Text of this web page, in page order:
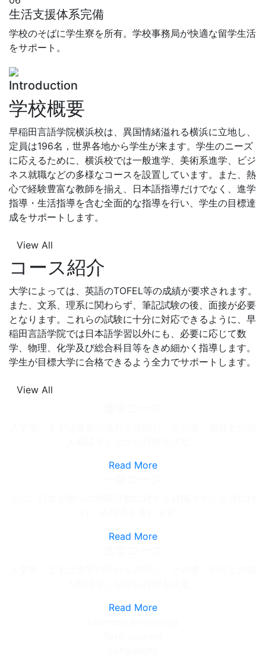
生活支援体系完備
学校のそばに学生寮を所有。学校事務局が快適な留学生活
をサポート。
Introduction
学校概要
早稲田言語学院横浜校は、異国情緒溢れる横浜に立地し、
定員は196名，世界各地から学生が来ます。学生のニーズ
に応えるために、横浜校では一般進学、美術系進学、ビジ
ネス就職などの多様なコースを設置しています。また、熱
心で経験豊富な教師を揃え、日本語指導だけでなく、進学
指導・生活指導を含む全面的な指導を行い、学生の目標達
成をサポートします。
View All
コース紹介
大学によっては、英語のTOFEL等の成績が要求されます。
また、文系、理系に関わらず、筆記試験の後、面接が必要
となります。これらの試験に十分に対応できるように、早
稲田言語学院では日本語学習以外にも、必要に応じて数
学、物理、化学及び総合科目等をきめ細かく指導します。
学生が目標大学に合格できるよう全力でサポートします。
View All
Read More
Read More
Read More